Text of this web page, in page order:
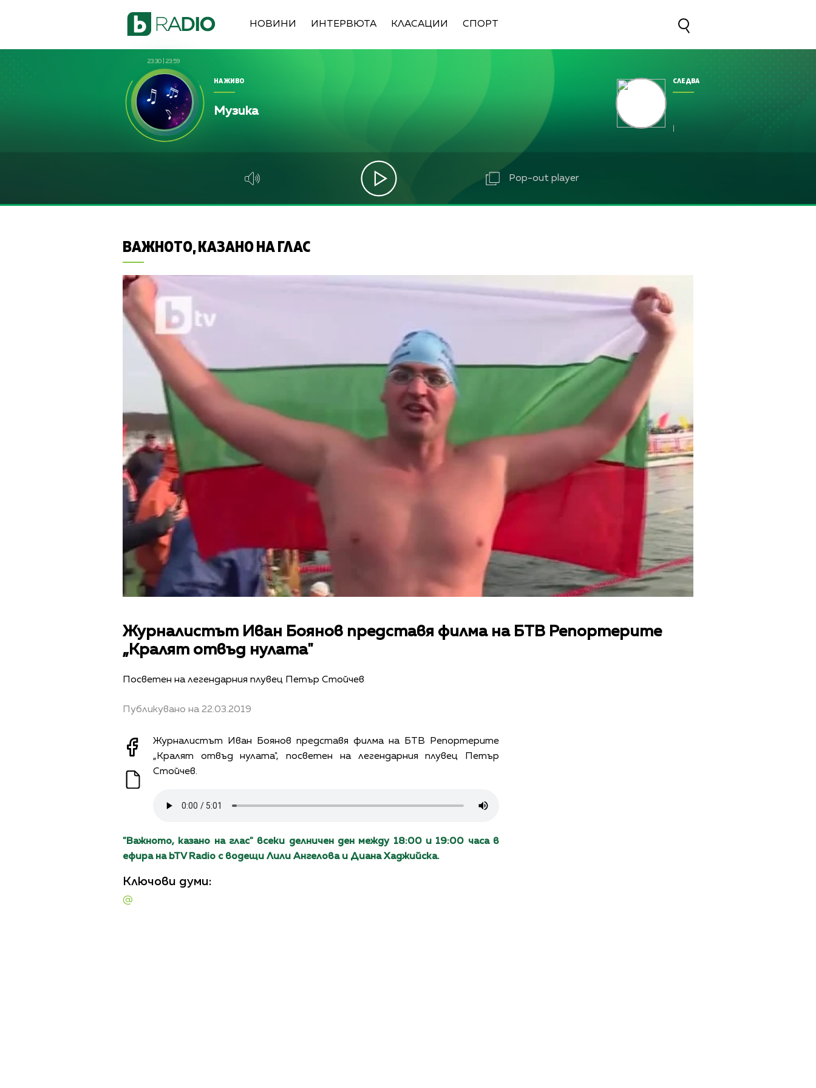
НОВИНИ ИНТЕРВЮТА КЛАСАЦИИ СПОРТ
23:30 23:59
НА ЖИВО
Музика
СЛЕДВА
Pop-out player
ВАЖНОТО, КАЗАНО НА ГЛАС
Журналистът Иван Боянов представя филма на БТВ Репортерите
„Кралят отвъд нулата"
Посветен на легендарния плувец Петър Стойчев
Публикувано на 22.03.2019
Журналистът Иван Боянов представя филма на БТВ Репортерите
„Кралят отвъд нулата", посветен на легендарния плувец Петър
Стойчев.
"Вaжното, казано на глас" всеки делничен ден между 18:00 и 19:00 часа в
ефира на bTV Radio с водещи Лили Ангелова и Диана Хаджийска.
Ключови думи:
@